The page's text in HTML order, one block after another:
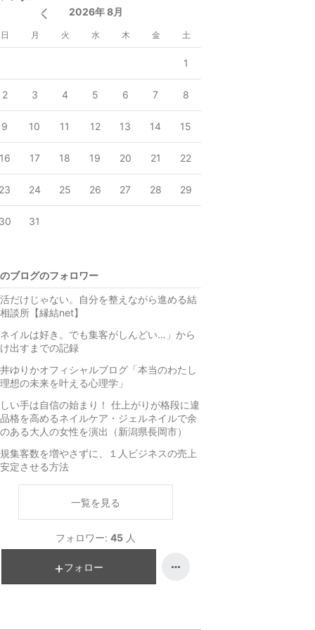
2026年 8月
日 月 火 水 木 金 土
1
2 3 4 5 6 7 8
9 10 11 12 13 14 15
16 17 18 19 20 21 22
23 24 25 26 27 28 29
30 31
ブログのフォロワー
だけじゃない。自分を整えながら進める結
談所【縁結net】
ネイルは好き。でも集客がしんどい…」から
出すまでの記録
ゆりかオフィシャルブログ「本当のわたし
想の未来を叶える心理学」
い手は自信の始まり！ 仕上がりが格段に違
格を高めるネイルケア・ジェルネイルで余
ある大人の女性を演出（新潟県長岡市）
集客数を増やさずに、１人ビジネスの売上
定させる方法
一覧を見る
フォロワー: 45 人
フォロー